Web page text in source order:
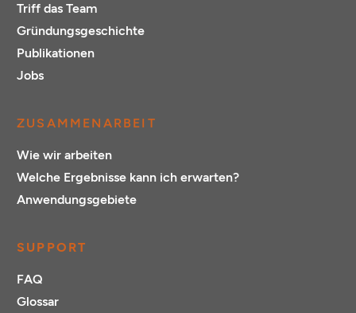
Triff das Team
Gründungsgeschichte
Publikationen
Jobs
ZUSAMMENARBEIT
Wie wir arbeiten
Welche Ergebnisse kann ich erwarten?
Anwendungsgebiete
SUPPORT
FAQ
Glossar